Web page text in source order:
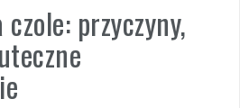
przyczyny,